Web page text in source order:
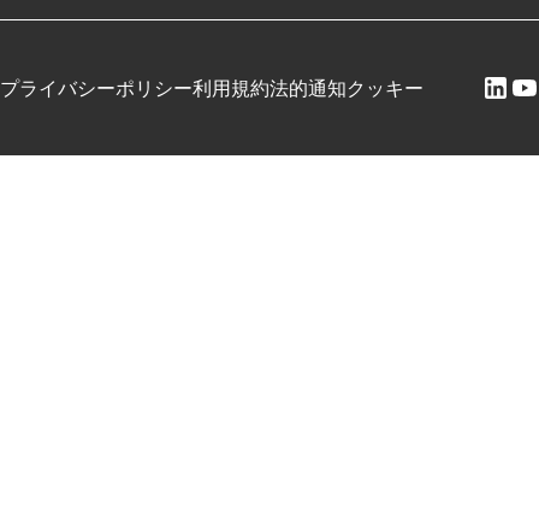
プライバシーポリシー利用規約法的通知クッキー